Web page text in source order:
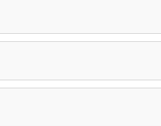
заказа, корзина,
могут быть
и использовании
улучшать интерфейс и